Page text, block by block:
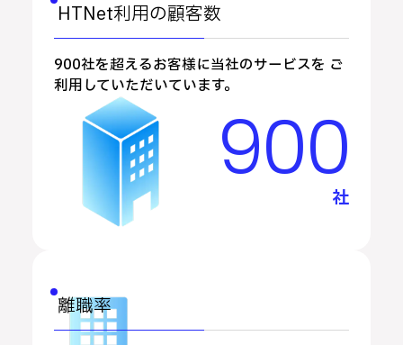
HTNet利用の顧客数
900社を超えるお客様に当社のサービスを ご
利用していただいています。
900
社
離職率